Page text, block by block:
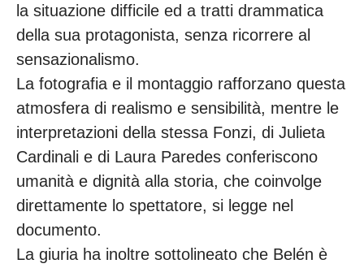
la situazione difficile ed a tratti drammatica
della sua protagonista, senza ricorrere al
sensazionalismo.
La fotografia e il montaggio rafforzano questa
atmosfera di realismo e sensibilità, mentre le
interpretazioni della stessa Fonzi, di Julieta
Cardinali e di Laura Paredes conferiscono
umanità e dignità alla storia, che coinvolge
direttamente lo spettatore, si legge nel
documento.
La giuria ha inoltre sottolineato che Belén è